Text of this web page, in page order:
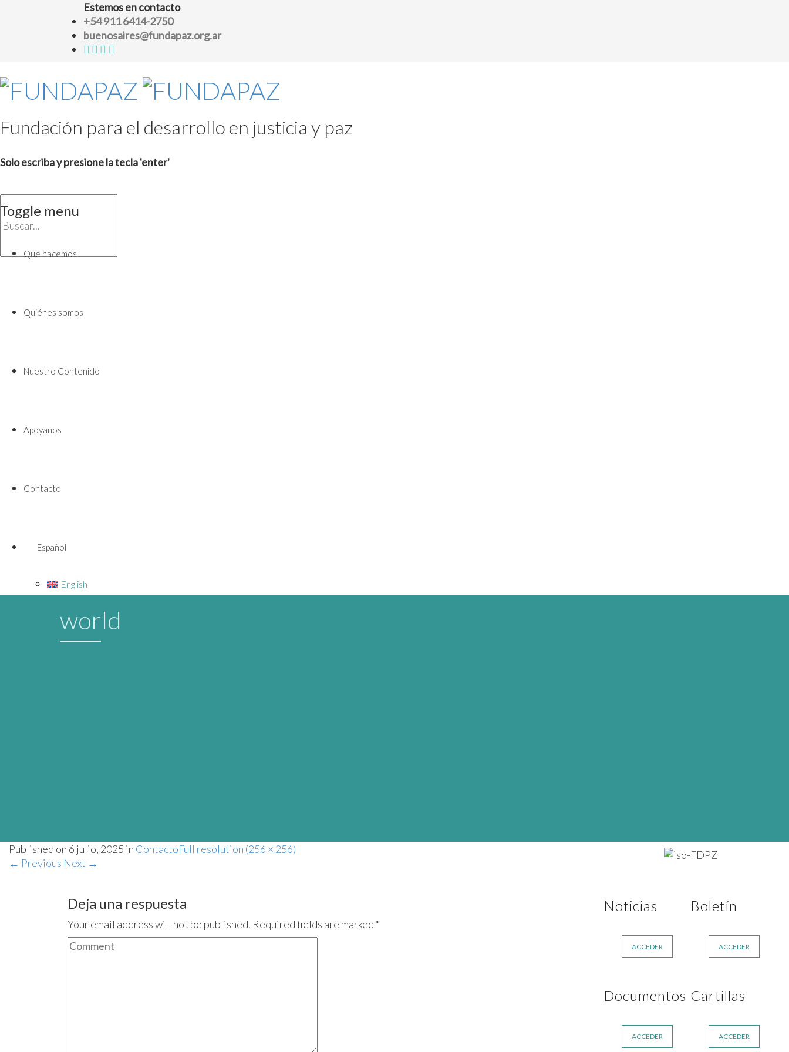
Estemos en contacto
+54 911 6414-2750
buenosaires@fundapaz.org.ar
Fundación para el desarrollo en justicia y paz
Solo escriba y presione la tecla 'enter'
Toggle menu
Skip
contentQué hacemos
Quiénes somos
Nuestro Contenido
Apoyanos
Contacto
Español
English
world
Published on 6 julio, 2025 in ContactoFull resolution (256 × 256)
← Previous Next →
Deja una respuesta
Your email address will not be published. Required fields are marked *
Noticias
ACCEDER
Documentos
ACCEDER
Boletín
ACCEDER
Cartillas
ACCEDER